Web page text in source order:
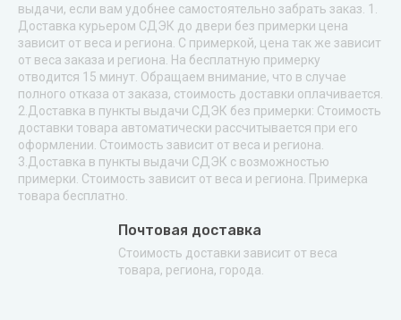
выдачи, если вам удобнее самостоятельно забрать заказ. 1.
Доставка курьером СДЭК до двери без примерки цена
зависит от веса и региона. С примеркой, цена так же зависит
от веса заказа и региона. На бесплатную примерку
отводится 15 минут. Обращаем внимание, что в случае
полного отказа от заказа, стоимость доставки оплачивается.
2.Доставка в пункты выдачи СДЭК без примерки: Стоимость
доставки товара автоматически рассчитывается при его
оформлении. Стоимость зависит от веса и региона.
3.Доставка в пункты выдачи СДЭК с возможностью
примерки. Стоимость зависит от веса и региона. Примерка
товара бесплатно.
Почтовая доставка
Стоимость доставки зависит от веса
товара, региона, города.